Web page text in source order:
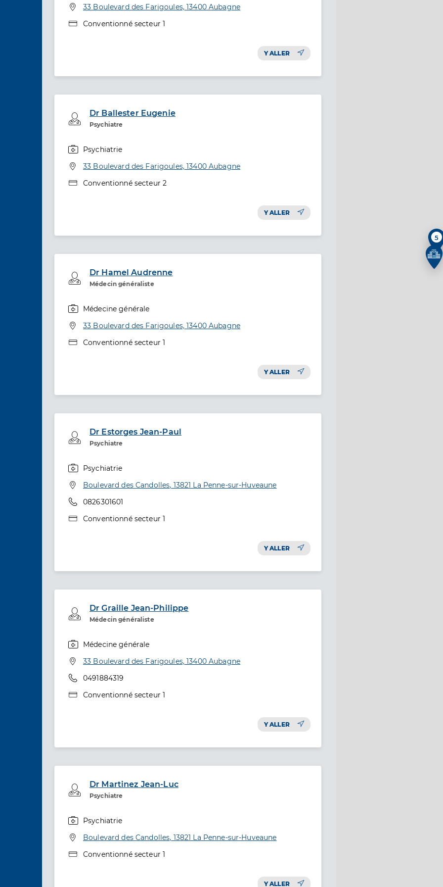
Adresse
33 Boulevard des Farigoules, 13400 Aubagne
Type de convention
Conventionné secteur 1
Y ALLER
Dr Ballester Eugenie
Psychiatre
Professionel de santé
Psychiatrie
Adresse
33 Boulevard des Farigoules, 13400 Aubagne
Type de convention
Conventionné secteur 2
Y ALLER
Dr Hamel Audrenne
Médecin généraliste
Professionel de santé
Médecine générale
Adresse
33 Boulevard des Farigoules, 13400 Aubagne
Type de convention
Conventionné secteur 1
Y ALLER
Dr Estorges Jean-Paul
Psychiatre
Professionel de santé
Psychiatrie
Adresse
Boulevard des Candolles, 13821 La Penne-sur-Huveaune
Téléphone
0826301601
Type de convention
Conventionné secteur 1
Y ALLER
Dr Graille Jean-Philippe
Médecin généraliste
Professionel de santé
Médecine générale
Adresse
33 Boulevard des Farigoules, 13400 Aubagne
Téléphone
0491884319
Type de convention
Conventionné secteur 1
Y ALLER
Dr Martinez Jean-Luc
Psychiatre
Professionel de santé
Psychiatrie
Adresse
Boulevard des Candolles, 13821 La Penne-sur-Huveaune
Type de convention
Conventionné secteur 1
Y ALLER
5